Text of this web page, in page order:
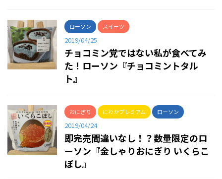
ローソン スイーツ
2019/04/25
チョコミン党ではない私が食べてみ
た！ローソン『チョコミントタル
ト』
おにぎり にわかプレミアム ローソン
2019/04/24
即完売間違いなし！？数量限定のロ
ーソン『金しゃりおにぎり いくらこ
ぼし』